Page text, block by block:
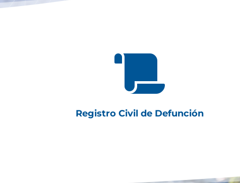

Registro Civil de Defunción